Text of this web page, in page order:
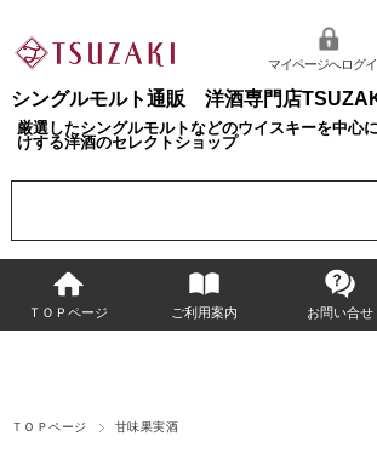
シングルモルト通販 洋酒専門店
厳選したシングルモルトなどのウイスキーを中心
けする洋酒のセレクトショップ
マイページへログ
ＴＯＰページ ご利用案内 お問い合せ
ＴＯＰページ 甘味果実酒